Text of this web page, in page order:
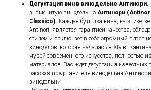
Дегустация вин в винодельне Антинори.
знаменитую винодельню Антинори
Classico). Каждая бутылка вина, на
Antinori, является гарантией качества,
стилем и заключает в себе огромный пласт
виноделов, которая началась в XIV в.
музей современного искусства, полностью
материалов. Вас ждет дегустация известных
рассказ представителя винодельни
винодельни.